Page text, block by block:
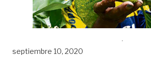
septiembre 10, 2020